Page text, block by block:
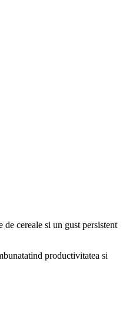
cereale si un gust persistent
productivitatea si